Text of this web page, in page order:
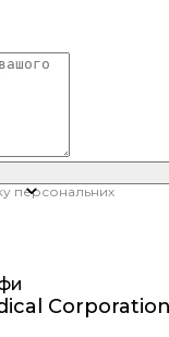
персональних
Corporation